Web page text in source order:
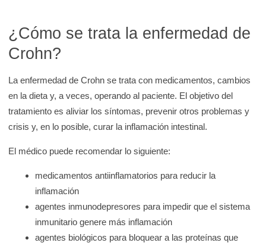
¿Cómo se trata la enfermedad de
Crohn?
La enfermedad de Crohn se trata con medicamentos, cambios
en la dieta y, a veces, operando al paciente. El objetivo del
tratamiento es aliviar los síntomas, prevenir otros problemas y
crisis y, en lo posible, curar la inflamación intestinal.
El médico puede recomendar lo siguiente:
medicamentos antiinflamatorios para reducir la
inflamación
agentes inmunodepresores para impedir que el sistema
inmunitario genere más inflamación
agentes biológicos para bloquear a las proteínas que